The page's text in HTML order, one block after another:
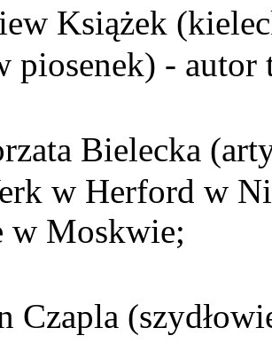
Książek
piosenek) -
Bielecka
w Herford w
w Moskwie;
Czapla